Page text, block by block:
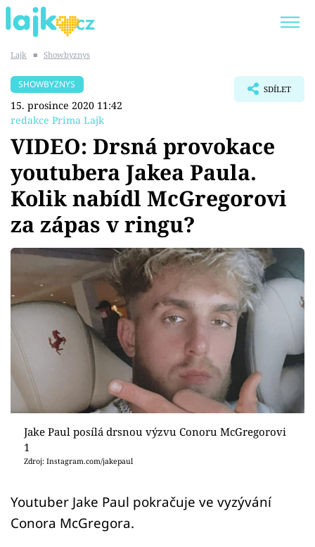
SHOPAHOLICADEL
Témata
Showbyznys
Youtubeři
Virály
Sex a vztahy
Videa
Sledujte prima+
Přihlášení
Lajk ■ Showbyznys
SHOWBYZNYS
15. prosince 2020 11:42
redakce Prima Lajk
SDÍLET
VIDEO: Drsná provokace
youtubera Jakea Paula.
Kolik nabídl McGregorovi
za zápas v ringu?
Jake Paul posílá drsnou výzvu Conoru McGregorovi
1
Zdroj: Instagram.com/jakepaul
Youtuber Jake Paul pokračuje ve vyzývání
Conora McGregora.